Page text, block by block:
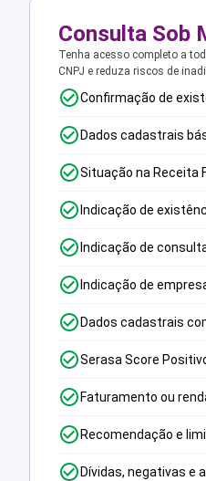
Consulta Sob
Tenha acesso completo a
CNPJ e reduza riscos de
Confirmação de
Dados cadastrais
Situação na Receita
Indicação de
Indicação de
Indicação de
Dados cadastrais
Serasa Score
Faturamento ou
Recomendação e
Dívidas, negativas e